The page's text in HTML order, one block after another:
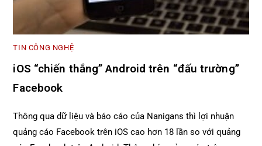
TIN CÔNG NGHỆ
iOS “chiến thắng” Android trên “đấu trường”
Facebook
Thông qua dữ liệu và báo cáo của Nanigans thì lợi nhuận
quảng cáo Facebook trên iOS cao hơn 18 lần so với quảng